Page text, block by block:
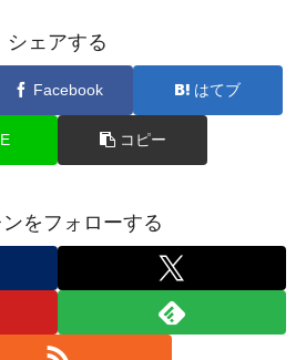
シェアする
Facebook はてブ
コピー
をフォローする